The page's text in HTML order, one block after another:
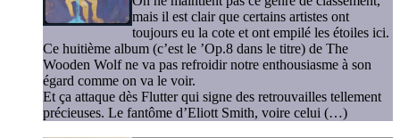
mais il est clair que certains artistes ont
toujours eu la cote et ont empilé les étoiles ici.
Ce huitième album (c’est le ’Op.8 dans le titre) de The
Wooden Wolf ne va pas refroidir notre enthousiasme à son
égard comme on va le voir.
Et ça attaque dès Flutter qui signe des retrouvailles tellement
précieuses. Le fantôme d’Eliott Smith, voire celui (…)